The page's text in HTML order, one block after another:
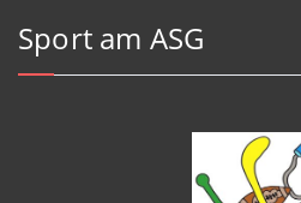
Sport am ASG